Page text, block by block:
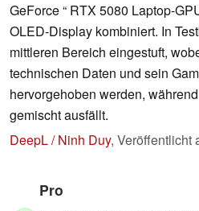
GeForce “ RTX 5080 Laptop-
OLED-Display kombiniert. In
mittleren Bereich eingestuft,
technischen Daten und sein
hervorgehoben werden,
gemischt ausfällt.
DeepL / Ninh Duy, Veröffentlicht
Pro